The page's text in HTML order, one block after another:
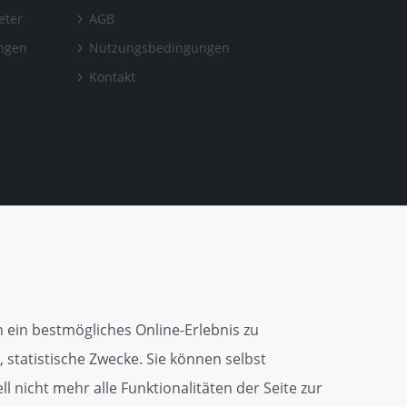
AGB
Nutzungsbedingungen
Kontakt
bestmögliches Online-Erlebnis zu
Zwecke. Sie können selbst
nicht mehr alle Funktionalitäten der Seite zur